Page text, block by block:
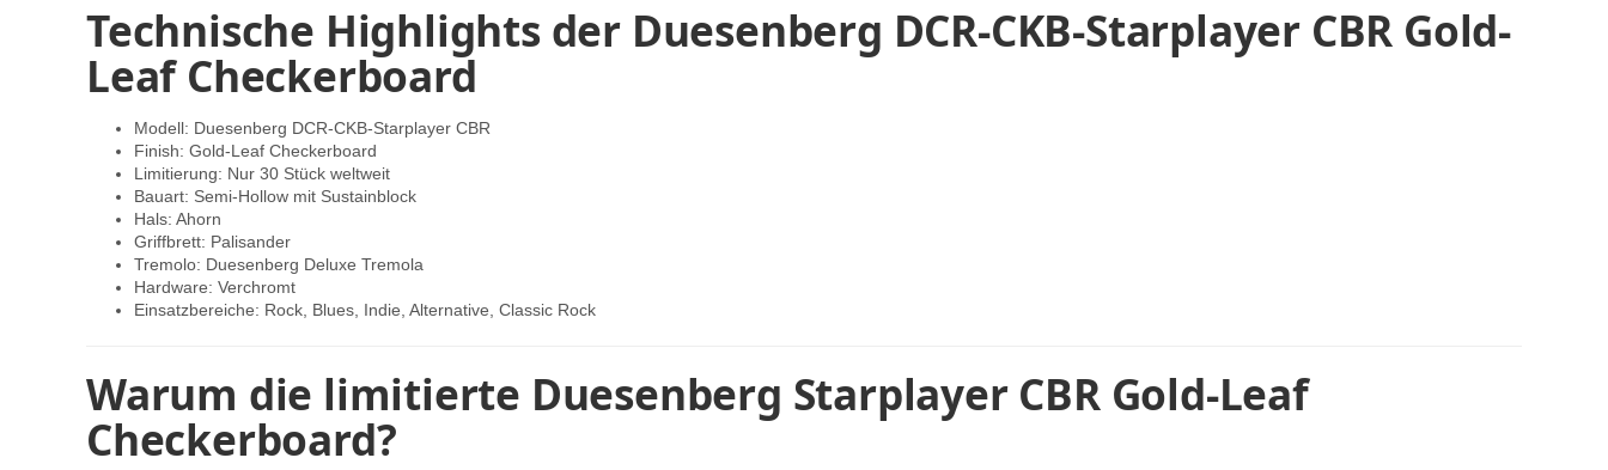
Technische Highlights der Duesenberg DCR-CKB-Starplayer CBR Gold-
Leaf Checkerboard
Modell: Duesenberg DCR-CKB-Starplayer CBR
Finish: Gold-Leaf Checkerboard
Limitierung: Nur 30 Stück weltweit
Bauart: Semi-Hollow mit Sustainblock
Hals: Ahorn
Griffbrett: Palisander
Tremolo: Duesenberg Deluxe Tremola
Hardware: Verchromt
Einsatzbereiche: Rock, Blues, Indie, Alternative, Classic Rock
Warum die limitierte Duesenberg Starplayer CBR Gold-Leaf
Checkerboard?